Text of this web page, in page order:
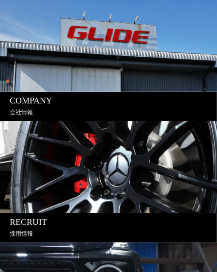
COMPANY
会社情報
RECRUIT
採用情報